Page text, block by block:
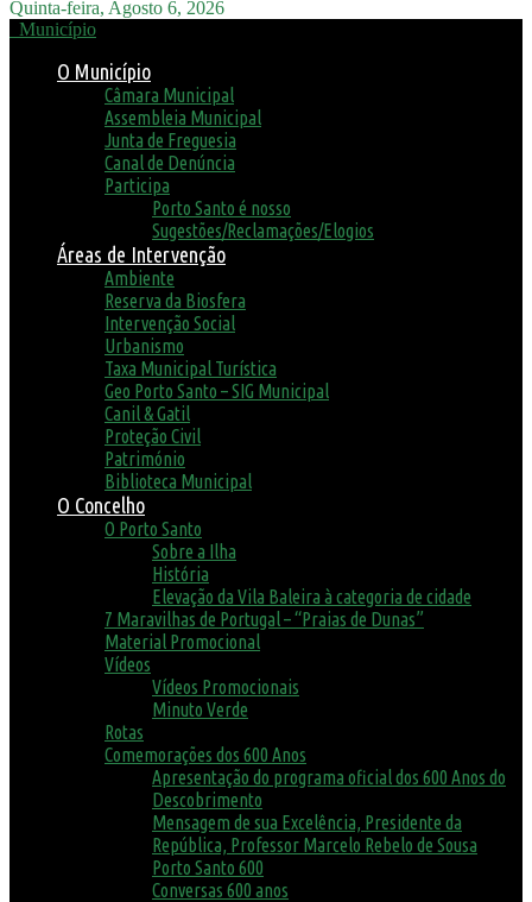
Quinta-feira, Agosto 6, 2026
Município
O Município
Câmara Municipal
Assembleia Municipal
Junta de Freguesia
Canal de Denúncia
Participa
Porto Santo é nosso
Sugestões/Reclamações/Elogios
Áreas de Intervenção
Ambiente
Reserva da Biosfera
Intervenção Social
Urbanismo
Taxa Municipal Turística
Geo Porto Santo – SIG Municipal
Canil & Gatil
Proteção Civil
Património
Biblioteca Municipal
O Concelho
O Porto Santo
Sobre a Ilha
História
Elevação da Vila Baleira à categoria de cidade
7 Maravilhas de Portugal – “Praias de Dunas”
Material Promocional
Vídeos
Vídeos Promocionais
Minuto Verde
Rotas
Comemorações dos 600 Anos
Apresentação do programa oficial dos 600 Anos do
Descobrimento
Mensagem de sua Excelência, Presidente da
República, Professor Marcelo Rebelo de Sousa
Porto Santo 600
Conversas 600 anos